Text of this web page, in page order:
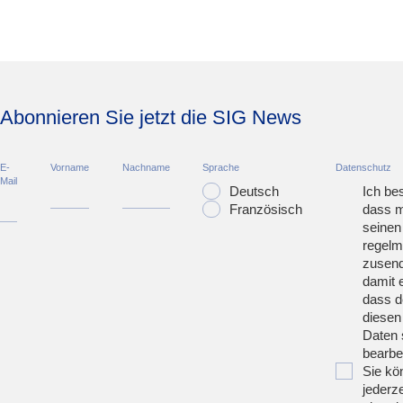
Abonnieren Sie jetzt die SIG News
E-
Mail
Vorname Nachname Sprache
Deutsch
Französisch
Datenschutz
Ich
dass
damit
dass
Daten
Sie